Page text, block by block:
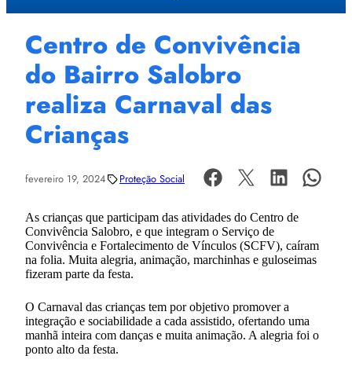
a
Centro de Convivência
do Bairro Salobro
realiza Carnaval das
Crianças
fevereiro 19, 2024 Proteção Social
As crianças que participam das atividades do Centro de
Convivência Salobro, e que integram o Serviço de
Convivência e Fortalecimento de Vínculos (SCFV), caíram
na folia. Muita alegria, animação, marchinhas e guloseimas
fizeram parte da festa.
O Carnaval das crianças tem por objetivo promover a
integração e sociabilidade a cada assistido, ofertando uma
manhã inteira com danças e muita animação. A alegria foi o
ponto alto da festa.